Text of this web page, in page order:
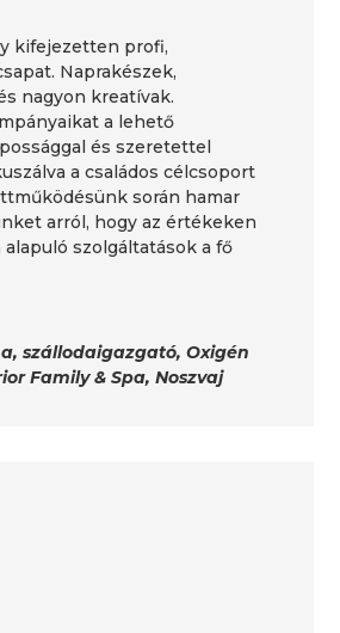
kifejezetten profi,
Naprakészek,
nagyon kreatívak.
a lehető
és szeretettel
a családos célcsoport
során hamar
arról, hogy az értékeken
szolgáltatások a fő
szállodaigazgató, Oxigén
Family & Spa, Noszvaj